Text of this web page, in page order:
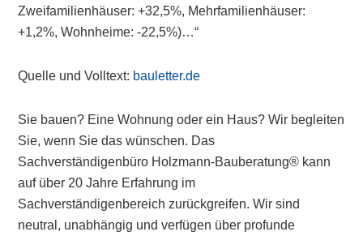
Zweifamilienhäuser: +32,5%, Mehrfamilienhäuser:
+1,2%, Wohnheime: -22,5%)…“
Quelle und Volltext: bauletter.de
Sie bauen? Eine Wohnung oder ein Haus? Wir begleiten
Sie, wenn Sie das wünschen. Das
Sachverständigenbüro Holzmann-Bauberatung® kann
auf über 20 Jahre Erfahrung im
Sachverständigenbereich zurückgreifen. Wir sind
neutral, unabhängig und verfügen über profunde